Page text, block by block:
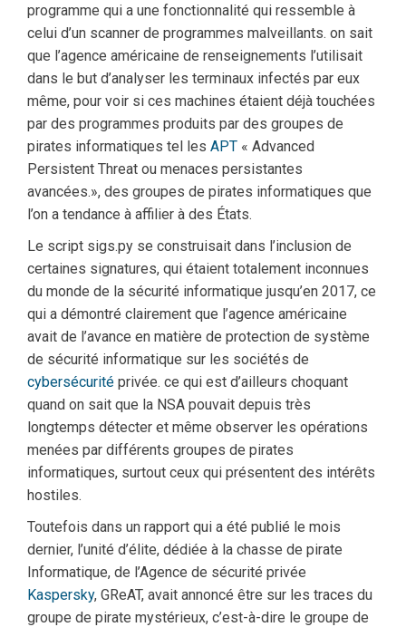
programme qui a une fonctionnalité qui ressemble à
celui d’un scanner de programmes malveillants. on sait
que l’agence américaine de renseignements l’utilisait
dans le but d’analyser les terminaux infectés par eux
même, pour voir si ces machines étaient déjà touchées
par des programmes produits par des groupes de
pirates informatiques tel les APT « Advanced
Persistent Threat ou menaces persistantes
avancées.», des groupes de pirates informatiques que
l’on a tendance à affilier à des États.
Le script sigs.py se construisait dans l’inclusion de
certaines signatures, qui étaient totalement inconnues
du monde de la sécurité informatique jusqu’en 2017, ce
qui a démontré clairement que l’agence américaine
avait de l’avance en matière de protection de système
de sécurité informatique sur les sociétés de
cybersécurité privée. ce qui est d’ailleurs choquant
quand on sait que la NSA pouvait depuis très
longtemps détecter et même observer les opérations
menées par différents groupes de pirates
informatiques, surtout ceux qui présentent des intérêts
hostiles.
Toutefois dans un rapport qui a été publié le mois
dernier, l’unité d’élite, dédiée à la chasse de pirate
Informatique, de l’Agence de sécurité privée
Kaspersky, GReAT, avait annoncé être sur les traces du
groupe de pirate mystérieux, c’est-à-dire le groupe de